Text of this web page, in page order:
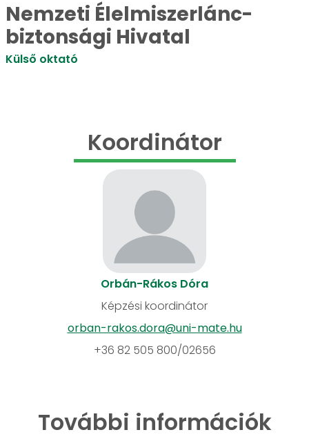
Nemzeti Élelmiszerlánc-
biztonsági Hivatal
Külső oktató
Koordinátor
Orbán-Rákos Dóra
Képzési koordinátor
orban-rakos.dora@uni-mate.hu
+36 82 505 800/02656
További információk